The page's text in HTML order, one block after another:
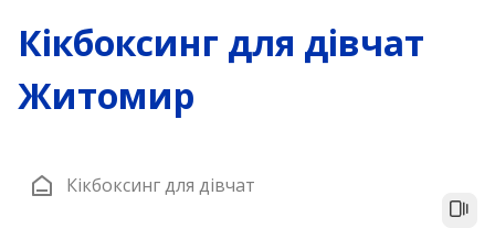
Кікбоксинг для дівчат
Житомир
Кікбоксинг для дівчат